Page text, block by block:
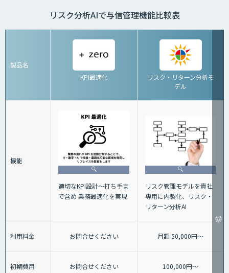
リスク分析AIで与信管理機能比較表
製品名
KPI最適化
リスク・リターン分析モ
デル
機能
適切なKPI設計～打ち手ま
で含め 業務最適化を実現
リスク管理モデルを貴社
専用に内製化、リスク・
リターン分析AI
利用料金 お問合せください 月額 50,000円～
初期費用 お問合せください 100,000円～